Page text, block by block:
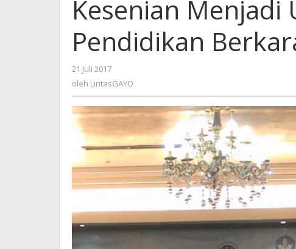
Penguatan
Pendidikan
Berkarakter
Kesenian Menjadi
Pendidikan
21 Juli 2017
LintasGAYO
oleh LintasGAYO